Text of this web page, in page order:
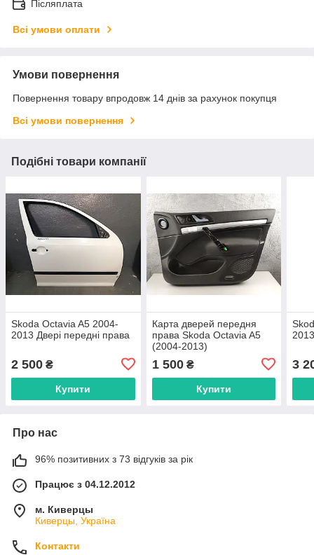
Післяплата
Всі умови оплати
Умови повернення
Повернення товару впродовж 14 днів за рахунок покупця
Всі умови повернення
Подібні товари компанії
Skoda Octavia A5 2004-
2013 Двері передні права
2 500 ₴
Купити
Карта дверей передня
права Skoda Octavia A5
(2004-2013)
1 500₴
Купити
3
Про нас
96% позитивних з 73 відгуків за рік
Працює з 04.12.2012
м. Киверцы
Киверцы, Україна
Контакти